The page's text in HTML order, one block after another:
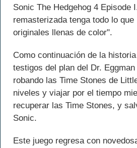
Sonic The Hedgehog 4 Episode
remasterizada tenga todo lo
originales llenas de color".
Como continuación de la
testigos del plan del Dr.
robando las Time Stones de
niveles y viajar por el tiempo
recuperar las Time Stones, y
Sonic.
Este juego regresa con